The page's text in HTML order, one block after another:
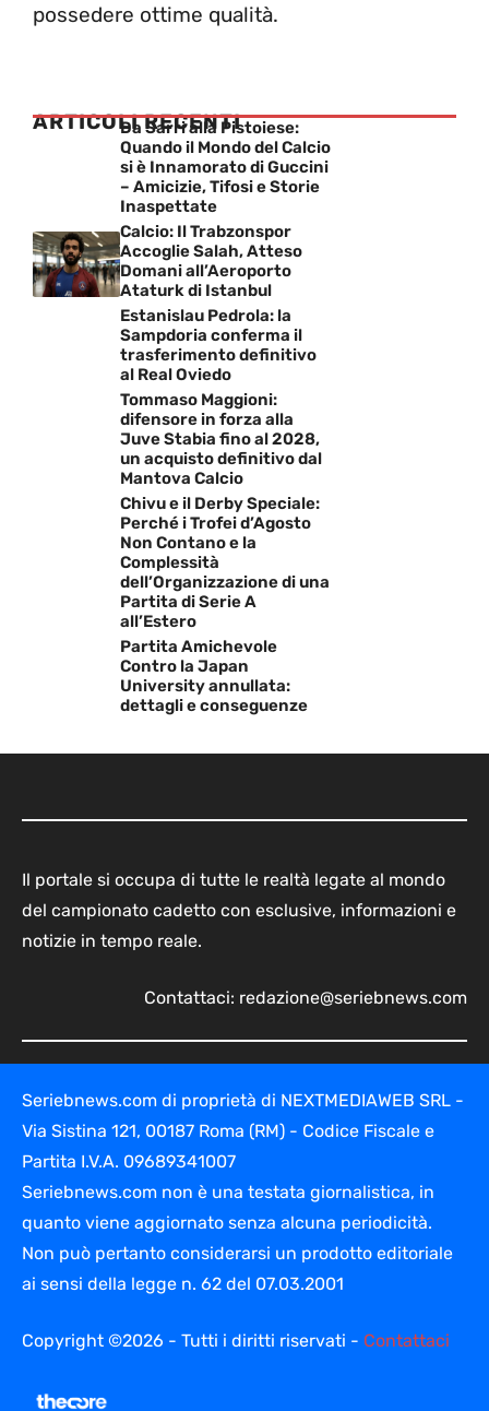
possedere ottime qualità.
ARTICOLI RECENTI
Da Sarri alla Pistoiese:
Quando il Mondo del Calcio
si è Innamorato di Guccini
– Amicizie, Tifosi e Storie
Inaspettate
Calcio: Il Trabzonspor
Accoglie Salah, Atteso
Domani all’Aeroporto
Ataturk di Istanbul
Estanislau Pedrola: la
Sampdoria conferma il
trasferimento definitivo
al Real Oviedo
Tommaso Maggioni:
difensore in forza alla
Juve Stabia fino al 2028,
un acquisto definitivo dal
Mantova Calcio
Chivu e il Derby Speciale:
Perché i Trofei d’Agosto
Non Contano e la
Complessità
dell’Organizzazione di una
Partita di Serie A
all’Estero
Partita Amichevole
Contro la Japan
University annullata:
dettagli e conseguenze
Il portale si occupa di tutte le realtà legate al mondo
del campionato cadetto con esclusive, informazioni e
notizie in tempo reale.
Contattaci: redazione@seriebnews.com
Seriebnews.com di proprietà di NEXTMEDIAWEB SRL -
Via Sistina 121, 00187 Roma (RM) - Codice Fiscale e
Partita I.V.A. 09689341007
Seriebnews.com non è una testata giornalistica, in
quanto viene aggiornato senza alcuna periodicità.
Non può pertanto considerarsi un prodotto editoriale
ai sensi della legge n. 62 del 07.03.2001
Copyright ©2026 - Tutti i diritti riservati - Contattaci